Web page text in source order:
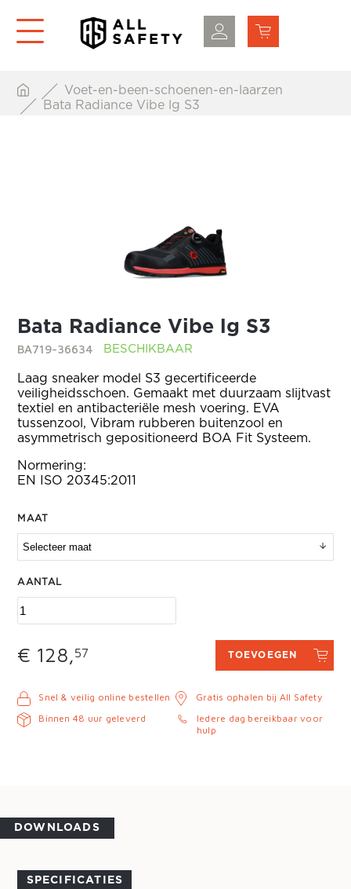
Voet-en-been-schoenen-en-laarzen
Bata Radiance Vibe lg S3
Bata Radiance Vibe lg S3
BA719-36634 BESCHIKBAAR
Laag sneaker model S3 gecertificeerde
veiligheidsschoen. Gemaakt met duurzaam slijtvast
textiel en antibacteriële mesh voering. EVA
tussenzool, Vibram rubberen buitenzool en
asymmetrisch gepositioneerd BOA Fit Systeem.
Normering:
EN ISO 20345:2011
MAAT
AANTAL
€ 128,57 TOEVOEGEN
Snel & veilig online bestellen
Binnen 48 uur geleverd
Gratis ophalen bij All Safety
Iedere dag bereikbaar voor
hulp
DOWNLOADS
SPECIFICATIES